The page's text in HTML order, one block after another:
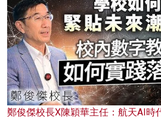
鄭俊傑校長X陳穎華主任：航天AI時